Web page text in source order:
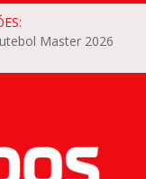
Master 2026